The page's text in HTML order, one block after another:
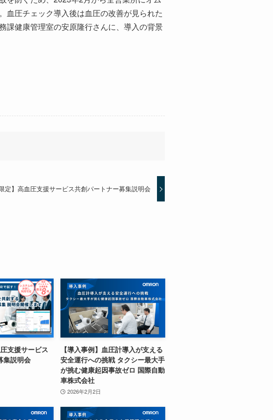
血圧チェック導入後は血圧の改善が見られた
課健康管理室の安原隆行さんに、導入の背景
限定】高血圧支援サービス共創パートナー募集説明会
支援サービス
集説明会
【導入事例】血圧計導入が支える
安全運行への挑戦 タクシー最大手
が挑む健康起因事故ゼロ 国際自動
車株式会社
2026年2月2日